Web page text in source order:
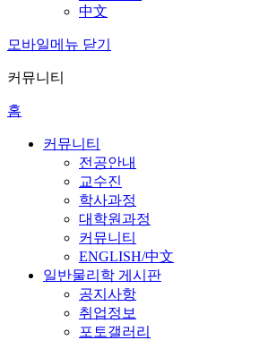
中文
모바일메뉴 닫기
커뮤니티
홈
커뮤니티
전공안내
교수진
학사과정
대학원과정
커뮤니티
ENGLISH/中文
일반물리학 게시판
공지사항
취업정보
포토갤러리